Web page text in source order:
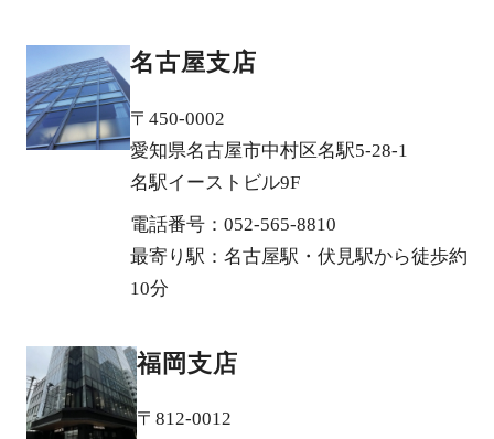
名古屋支店
〒450-0002
愛知県名古屋市中村区名駅5-28-1
名駅イーストビル9F
電話番号：052-565-8810
最寄り駅：名古屋駅・伏見駅から徒歩約
10分
福岡支店
〒812-0012